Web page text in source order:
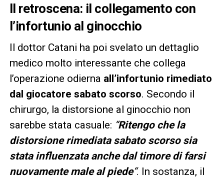
Il retroscena: il collegamento con
l’infortunio al ginocchio
Il dottor Catani ha poi svelato un dettaglio
medico molto interessante che collega
l’operazione odierna all’infortunio rimediato
dal giocatore sabato scorso. Secondo il
chirurgo, la distorsione al ginocchio non
sarebbe stata casuale: “Ritengo che la
distorsione rimediata sabato scorso sia
stata influenzata anche dal timore di farsi
nuovamente male al piede“. In sostanza, il